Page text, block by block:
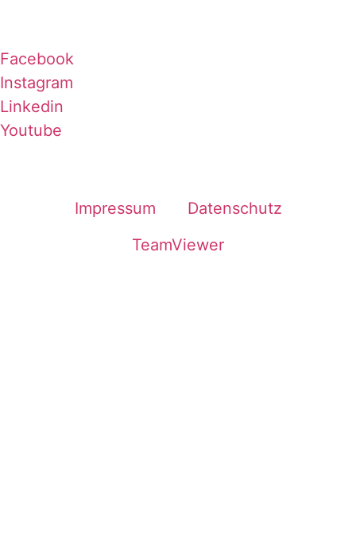
Facebook
Instagram
Linkedin
Youtube
Impressum
Datenschutz
TeamViewer